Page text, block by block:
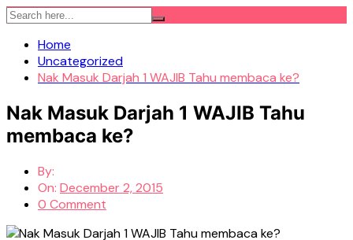
Skip
contentHome
Uncategorized
Nak Masuk Darjah 1 WAJIB Tahu membaca ke?
Nak Masuk Darjah 1 WAJIB Tahu
membaca ke?
By:
On: December 2, 2015
0 Comment